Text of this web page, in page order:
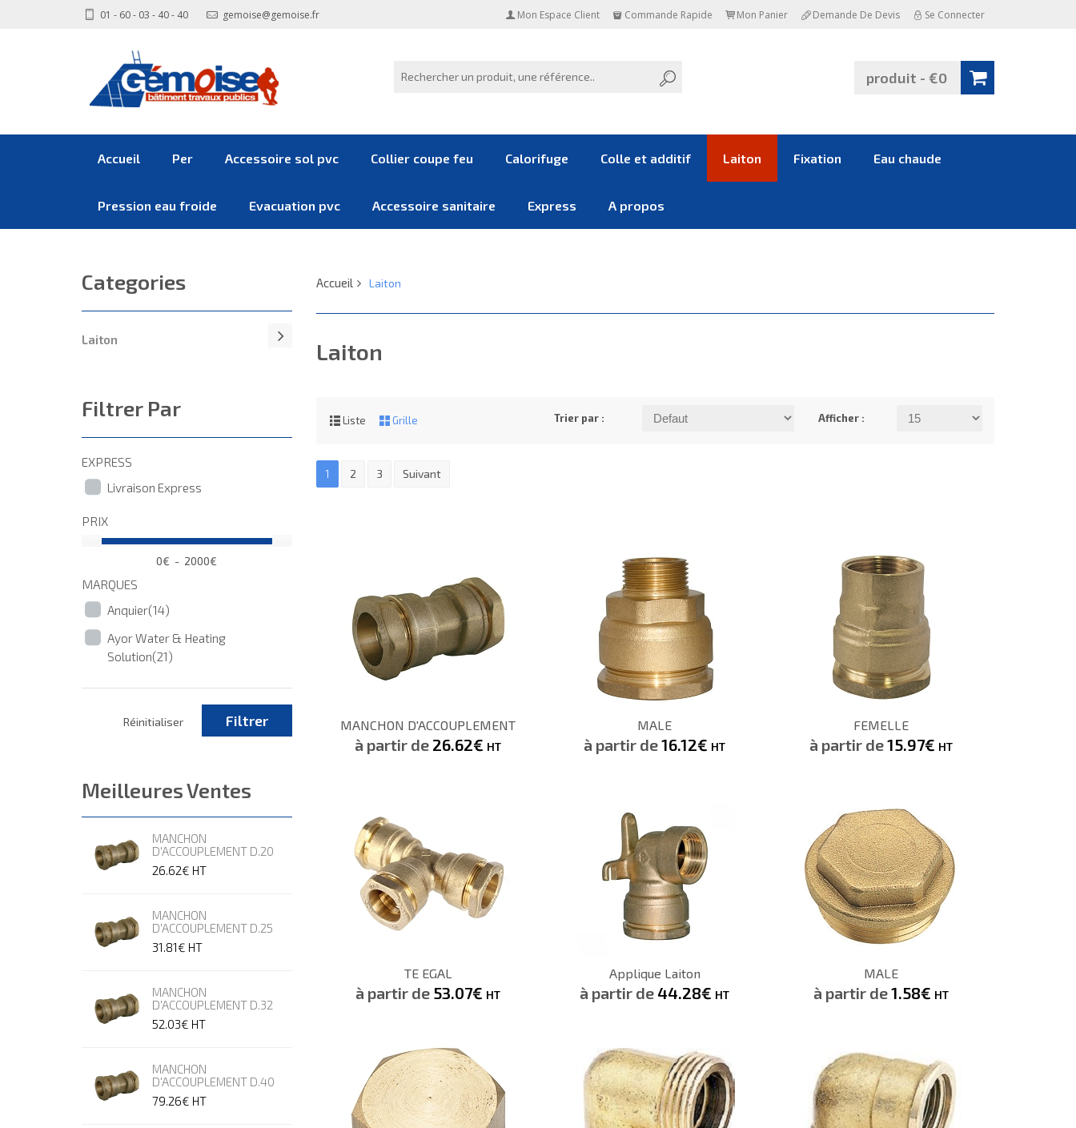
01 - 60 - 03 - 40 - 40 gemoise@gemoise.fr Mon Espace Client Commande Rapide Mon Panier Demande De Devis Se Connecter
produit - €0
Accueil Per Accessoire sol pvc Collier coupe feu Calorifuge Colle et additif Laiton Fixation Eau chaude
Pression eau froide Evacuation pvc Accessoire sanitaire Express A propos
Categories
Laiton
Filtrer Par
EXPRESS
Livraison Express
PRIX
0€ - 2000€
MARQUES
Anquier(14)
Ayor Water & Heating
Solution(21)
Réinitialiser Filtrer
Meilleures Ventes
MANCHON
D'ACCOUPLEMENT D.20
26.62€ HT
MANCHON
D'ACCOUPLEMENT D.25
31.81€ HT
MANCHON
D'ACCOUPLEMENT D.32
52.03€ HT
MANCHON
D'ACCOUPLEMENT D.40
79.26€ HT
Accueil Laiton
Laiton
Liste Grille Trier par : Afficher :
1 2 3 Suivant
26.62€
HT
MANCHON D'ACCOUPLEMENT
à partir de 26.62€ HT
Demande de devis
16.12€
HT
MALE
à partir de16.12€ HT
Demande de devis
FEMELLE
à partir de15.97€ HT
Demande de devis
53.07€
HT
TE EGAL
à partir de 53.07€ HT
Demande de devis
44.28€
HT
Applique Laiton
à partir de44.28€ HT
Demande de devis
MALE
à partir de1.58€ HT
Demande de devis
1.49€
HT 5.91€
HT